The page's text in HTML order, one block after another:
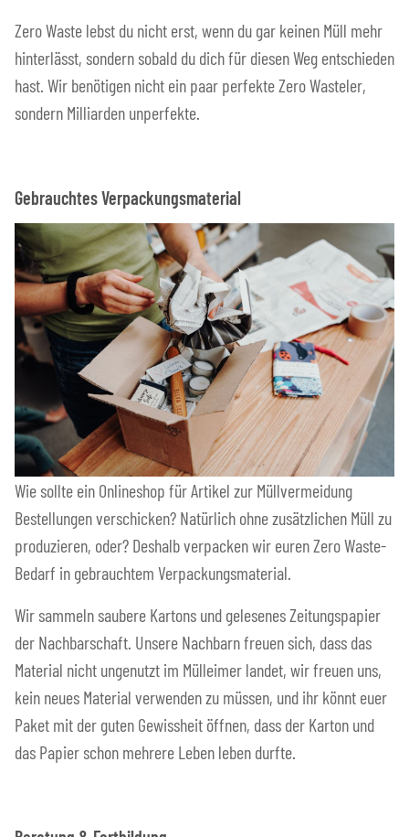
Zero Waste lebst du nicht erst, wenn du gar keinen Müll mehr
hinterlässt, sondern sobald du dich für diesen Weg entschieden
hast. Wir benötigen nicht ein paar perfekte Zero Wasteler,
sondern Milliarden unperfekte.
Gebrauchtes Verpackungsmaterial
Wie sollte ein Onlineshop für Artikel zur Müllvermeidung
Bestellungen verschicken? Natürlich ohne zusätzlichen Müll zu
produzieren, oder? Deshalb verpacken wir euren Zero Waste-
Bedarf in gebrauchtem Verpackungsmaterial.
Wir sammeln saubere Kartons und gelesenes Zeitungspapier
der Nachbarschaft. Unsere Nachbarn freuen sich, dass das
Material nicht ungenutzt im Mülleimer landet, wir freuen uns,
kein neues Material verwenden zu müssen, und ihr könnt euer
Paket mit der guten Gewissheit öffnen, dass der Karton und
das Papier schon mehrere Leben leben durfte.